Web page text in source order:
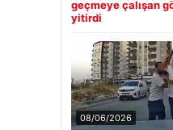
geçmeye çalışan
yitirdi
08/06/2026